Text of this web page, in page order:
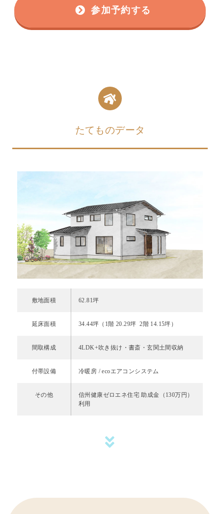
参加予約する
たてものデータ
敷地面積 62.81坪
延床面積 34.44坪（1階 20.29坪 2階 14.15坪）
間取構成 4LDK+吹き抜け・書斎・玄関土間収納
付帯設備 冷暖房 / ecoエアコンシステム
その他
信州健康ゼロエネ住宅 助成金（130万円）
利用